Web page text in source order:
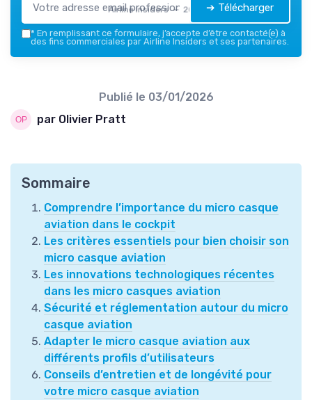
Airline Insiders — 2026 ➔ Télécharger
* En remplissant ce formulaire, j’accepte d’être contacté(e) à
des fins commerciales par Airline Insiders et ses partenaires.
Publié le 03/01/2026
par Olivier Pratt
Sommaire
Comprendre l’importance du micro casque
aviation dans le cockpit
Les critères essentiels pour bien choisir son
micro casque aviation
Les innovations technologiques récentes
dans les micro casques aviation
Sécurité et réglementation autour du micro
casque aviation
Adapter le micro casque aviation aux
différents profils d’utilisateurs
Conseils d’entretien et de longévité pour
votre micro casque aviation